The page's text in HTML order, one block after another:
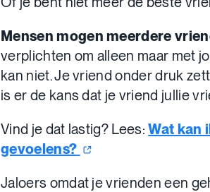
Mensen mogen meerdere
verplichten om alleen maar met
kan niet. Je vriend onder druk
is er de kans dat je vriend jullie
Vind je dat lastig? Lees:Wat kan
gevoelens?
Jaloers omdat je vrienden een